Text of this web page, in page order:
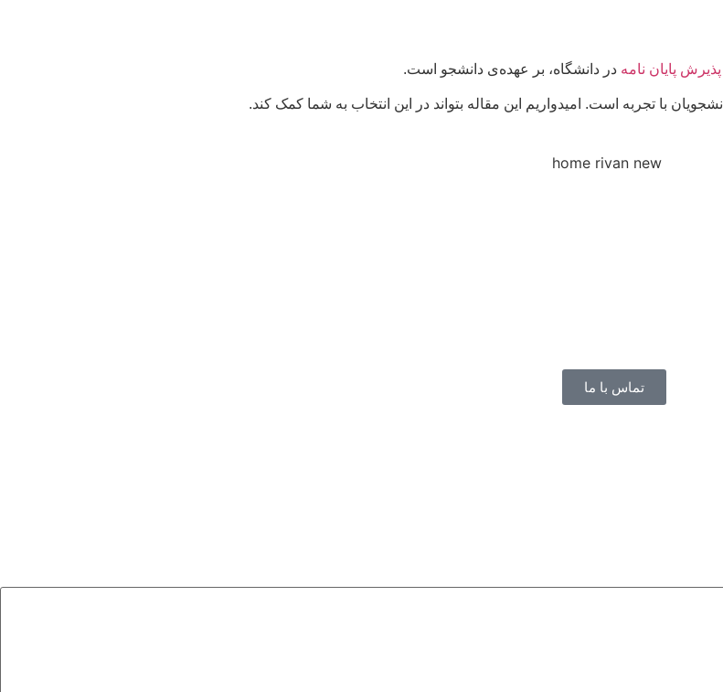
پذیرش پایان نامه در دانشگاه، بر عهده‌ی دانشجو است.
با تجربه است. امیدواریم این مقاله بتواند در این انتخاب به شما کمک کند.
تماس با ما